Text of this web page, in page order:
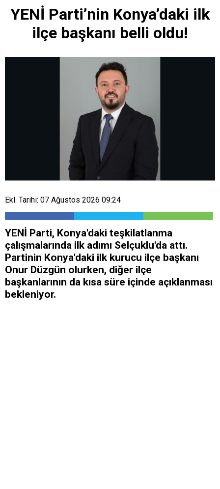
YENİ Parti’nin Konya’daki ilk
ilçe başkanı belli oldu!
Ekl. Tarihi: 07 Ağustos 2026 09:24
YENİ Parti, Konya'daki teşkilatlanma
çalışmalarında ilk adımı Selçuklu'da attı.
Partinin Konya'daki ilk kurucu ilçe başkanı
Onur Düzgün olurken, diğer ilçe
başkanlarının da kısa süre içinde açıklanması
bekleniyor.